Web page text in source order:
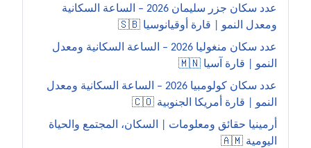
عدد سكان جزر سليمان 2026 – الساعة السكانية
ومعدل النمو | قارة أوقيانوسيا 🇸🇧
عدد سكان منغوليا 2026 – الساعة السكانية ومعدل
النمو | قارة آسيا 🇲🇳
عدد سكان كولومبيا 2026 – الساعة السكانية ومعدل
النمو | قارة أمريكا الجنوبية 🇨🇴
أرمينيا حقائق ومعلومات | السكان، المجتمع والحياة
اليومية 🇦🇲